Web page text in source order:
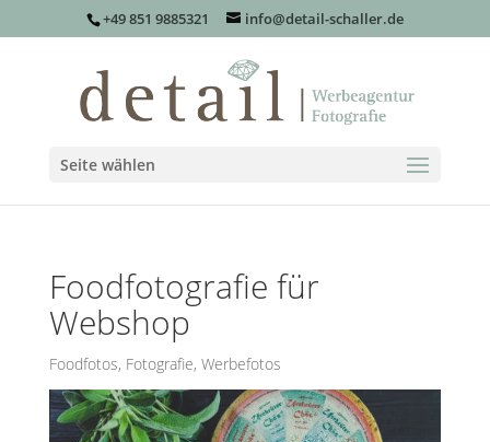
+49 851 9885321 info@detail-schaller.de
Seite wählen
Foodfotografie für
Webshop
Foodfotos, Fotografie, Werbefotos